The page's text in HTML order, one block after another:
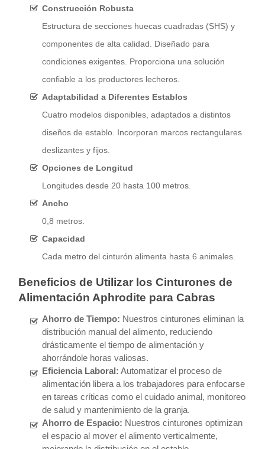
Construcción Robusta
Estructura de secciones huecas cuadradas (SHS) y
componentes de alta calidad. Diseñado para
condiciones exigentes. Proporciona una solución
confiable a los productores lecheros.
Adaptabilidad a Diferentes Establos
Cuatro modelos disponibles, adaptados a distintos
diseños de establo. Incorporan marcos rectangulares
deslizantes y fijos.
Opciones de Longitud
Longitudes desde 20 hasta 100 metros.
Ancho
0,8 metros.
Capacidad
Cada metro del cinturón alimenta hasta 6 animales.
Beneficios de Utilizar los Cinturones de
Alimentación Aphrodite para Cabras
Ahorro de Tiempo: Nuestros cinturones eliminan la
distribución manual del alimento, reduciendo
drásticamente el tiempo de alimentación y
ahorrándole horas valiosas.
Eficiencia Laboral: Automatizar el proceso de
alimentación libera a los trabajadores para enfocarse
en tareas críticas como el cuidado animal, monitoreo
de salud y mantenimiento de la granja.
Ahorro de Espacio: Nuestros cinturones optimizan
el espacio al mover el alimento verticalmente,